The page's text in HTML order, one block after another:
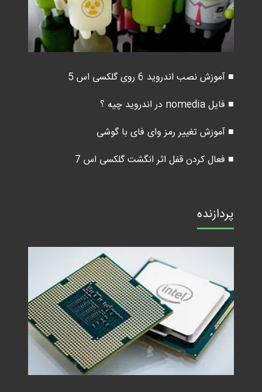
■ آموزش نصب اندروید 6 روی گلکسی اس 5
■ فایل nomedia در اندروید چیه ؟
■ آموزش تغییر رمز وای فای با گوشی
■ فعال کردن قفل اثر انگشت گلکسی اس 7
پردازنده